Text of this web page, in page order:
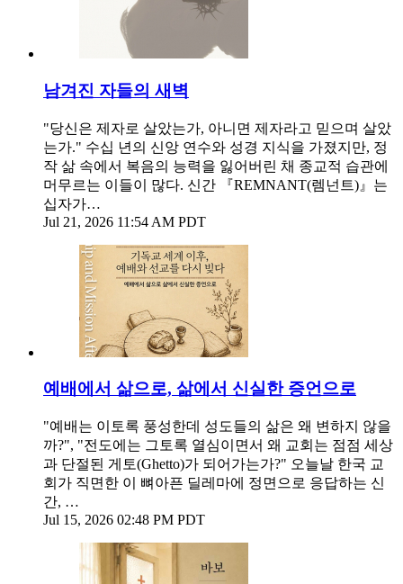
남겨진 자들의 새벽
"당신은 제자로 살았는가, 아니면 제자라고 믿으며 살았
는가." 수십 년의 신앙 연수와 성경 지식을 가졌지만, 정
작 삶 속에서 복음의 능력을 잃어버린 채 종교적 습관에
머무르는 이들이 많다. 신간 『REMNANT(렘넌트)』는
십자가…
Jul 21, 2026 11:54 AM PDT
예배에서 삶으로, 삶에서 신실한 증언으로
"예배는 이토록 풍성한데 성도들의 삶은 왜 변하지 않을
까?", "전도에는 그토록 열심이면서 왜 교회는 점점 세상
과 단절된 게토(Ghetto)가 되어가는가?" 오늘날 한국 교
회가 직면한 이 뼈아픈 딜레마에 정면으로 응답하는 신
간, …
Jul 15, 2026 02:48 PM PDT